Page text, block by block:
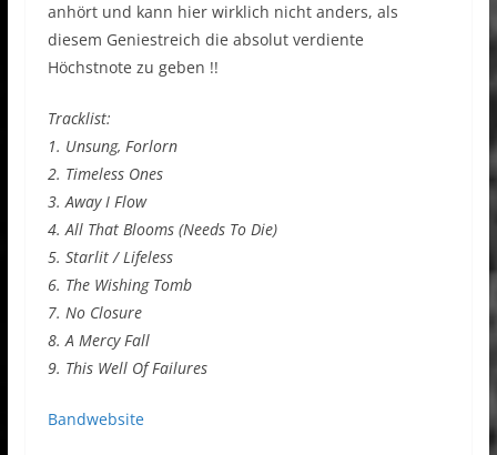
anhört und kann hier wirklich nicht anders, als
diesem Geniestreich die absolut verdiente
Höchstnote zu geben !!
Tracklist:
1. Unsung, Forlorn
2. Timeless Ones
3. Away I Flow
4. All That Blooms (Needs To Die)
5. Starlit / Lifeless
6. The Wishing Tomb
7. No Closure
8. A Mercy Fall
9. This Well Of Failures
Bandwebsite